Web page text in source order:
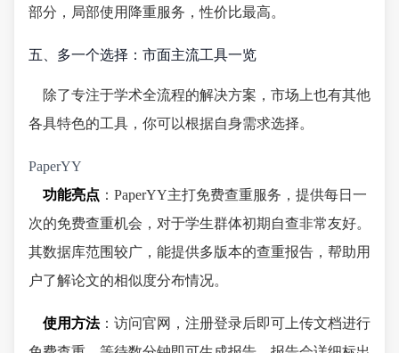
部分，局部使用降重服务，性价比最高。
五、多一个选择：市面主流工具一览
除了专注于学术全流程的解决方案，市场上也有其他
各具特色的工具，你可以根据自身需求选择。
PaperYY
功能亮点 ：PaperYY主打免费查重服务，提供每日一
次的免费查重机会，对于学生群体初期自查非常友好。
其数据库范围较广，能提供多版本的查重报告，帮助用
户了解论文的相似度分布情况。
使用方法：访问官网，注册登录后即可上传文档进行